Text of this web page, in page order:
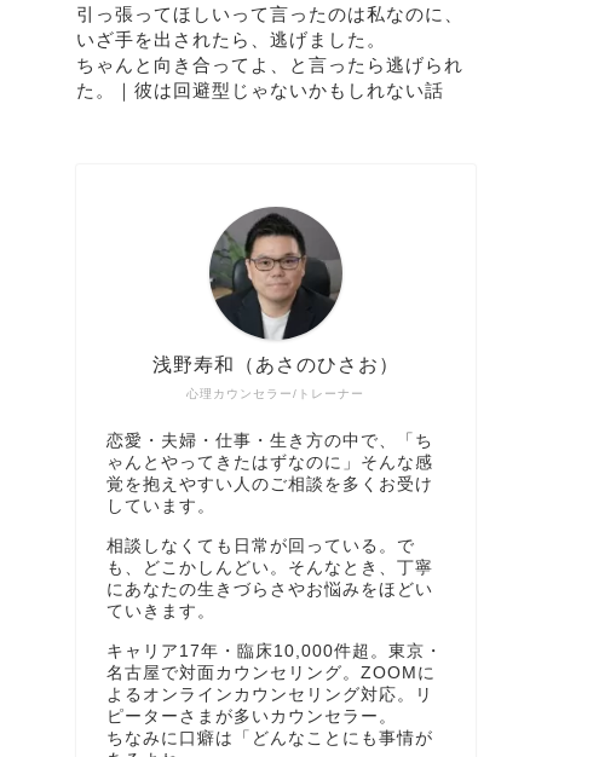
引っ張ってほしいって言ったのは私なのに、
いざ手を出されたら、逃げました。
ちゃんと向き合ってよ、と言ったら逃げられ
た。｜彼は回避型じゃないかもしれない話
心理カウンセラー/トレーナー
浅野寿和（あさのひさお）
恋愛・夫婦・仕事・生き方の中で、「ち
ゃんとやってきたはずなのに」そんな感
覚を抱えやすい人のご相談を多くお受け
しています。
相談しなくても日常が回っている。で
も、どこかしんどい。そんなとき、丁寧
にあなたの生きづらさやお悩みをほどい
ていきます。
キャリア17年・臨床10,000件超。東京・
名古屋で対面カウンセリング。ZOOMに
よるオンラインカウンセリング対応。リ
ピーターさまが多いカウンセラー。
ちなみに口癖は「どんなことにも事情が